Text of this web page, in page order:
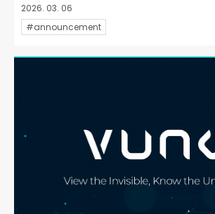
2026. 03. 06
#announcement